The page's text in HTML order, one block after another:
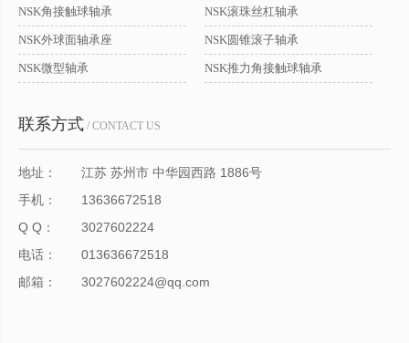
NSK角接触球轴承 NSK滚珠丝杠轴承
NSK外球面轴承座 NSK圆锥滚子轴承
NSK微型轴承 NSK推力角接触球轴承
联系方式 / CONTACT US
地址：
江苏 苏州市 中华园西路 1886号
手机：
13636672518
Q Q：
3027602224
电话：
013636672518
邮箱：
3027602224@qq.com